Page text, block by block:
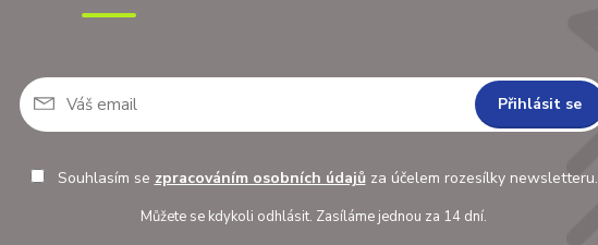
Přihlásit se
Souhlasím se zpracováním osobních údajůza účelem rozesílky newsletteru.
Můžete se kdykoli odhlásit. Zasíláme jednou za 14 dní.